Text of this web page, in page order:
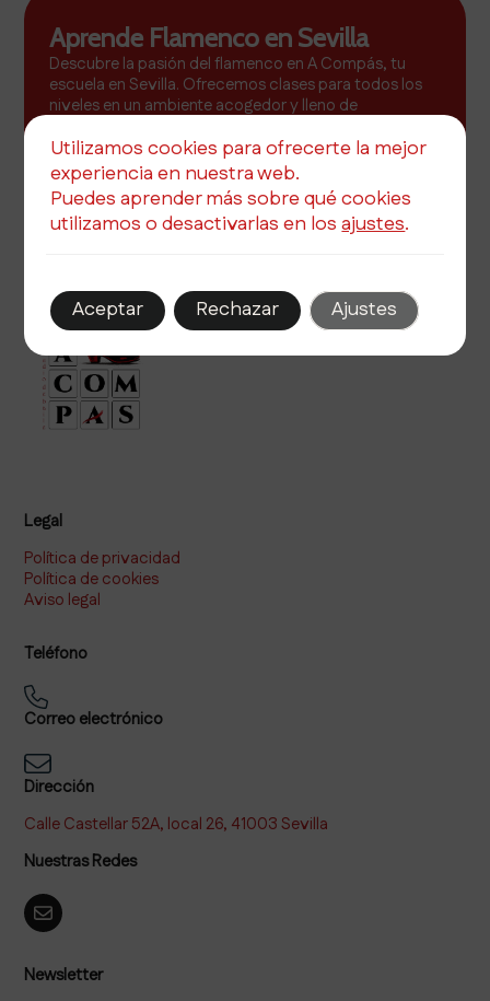
Aprende Flamenco en Sevilla
Descubre la pasión del flamenco en A Compás, tu
escuela en Sevilla. Ofrecemos clases para todos los
niveles en un ambiente acogedor y lleno de
Legal
Política de privacidad
Política de cookies
Aviso legal
Teléfono
Correo electrónico
Dirección
Calle Castellar 52A, local 26, 41003 Sevilla
Nuestras Redes
Newsletter
Utilizamos cookies para ofrecerte la mejor
experiencia en nuestra web.
Puedes aprender más sobre qué cookies
utilizamos o desactivarlas en losajustes.
Aceptar Rechazar Ajustes